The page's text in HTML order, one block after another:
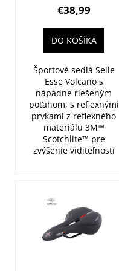
regular
€38,99
DO KOŠÍKA
Športové sedlá Selle
Esse Volcano s
nápadne riešeným
poťahom, s reflexnými
prvkami z reflexného
materiálu 3M™
Scotchlite™ pre
zvýšenie viditeľnosti